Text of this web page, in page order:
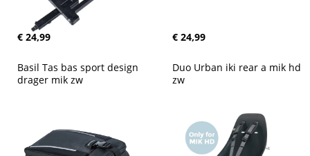
€ 24,99 € 24,99
Basil Tas bas sport design
drager mik zw
Duo Urban iki rear a mik hd
zw